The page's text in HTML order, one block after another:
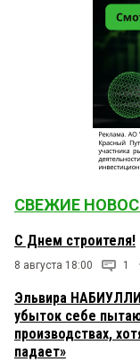
СВЕЖИЕ
С Днем строителя!
8 августа 18:00 1
Эльвира
убыток себе
производствах,
падает»